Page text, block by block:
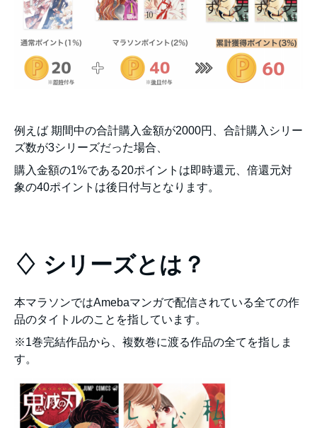
例えば 期間中の合計購入金額が2000円、合計購入シリー
ズ数が3シリーズだった場合、
購入金額の1%である20ポイントは即時還元、倍還元対
象の40ポイントは後日付与となります。
♢ シリーズとは？
本マラソンではAmebaマンガで配信されている全ての作
品のタイトルのことを指しています。
※1巻完結作品から、複数巻に渡る作品の全てを指しま
す。